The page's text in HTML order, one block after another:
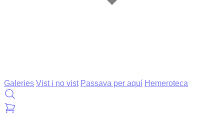
Galeries Vist i no vist Passava per aquí Hemeroteca